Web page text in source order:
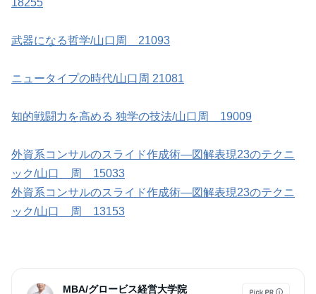
18255
武器になる哲学/山口周 21093
ニュータイプの時代/山口周 21081
知的戦闘力を高める 独学の技法/山口周 19009
外資系コンサルのスライド作成術―図解表現23のテクニ
ック/山口 周 15033
外資系コンサルのスライド作成術―図解表現23のテクニ
ック/山口 周 13153
MBA/グロービス経営大学院